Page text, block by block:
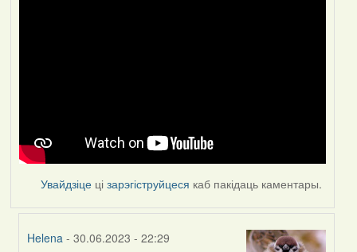
Увайдзіце цізарэгіструйцеся каб пакідаць каментары.
Helena - 30.06.2023 - 22:29